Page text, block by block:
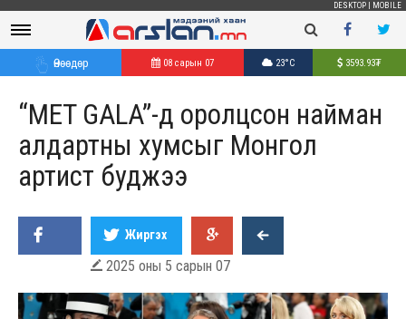
DESKTOP MOBILE
Өнөөдөр 08 сарын 07 23°C 3593.93₮
“MET GALA”-д оролцсон найман
алдартны хумсыг Монгол
артист буджээ
Жиргэх
 2025 оны 5 сарын 07